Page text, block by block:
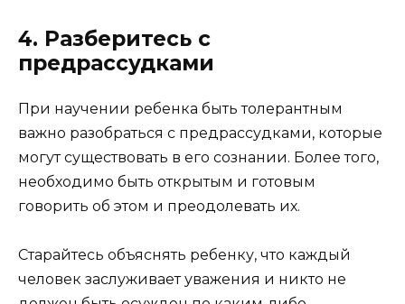
4. Разберитесь с
предрассудками
При научении ребенка быть толерантным
важно разобраться с предрассудками, которые
могут существовать в его сознании. Более того,
необходимо быть открытым и готовым
говорить об этом и преодолевать их.
Старайтесь объяснять ребенку, что каждый
человек заслуживает уважения и никто не